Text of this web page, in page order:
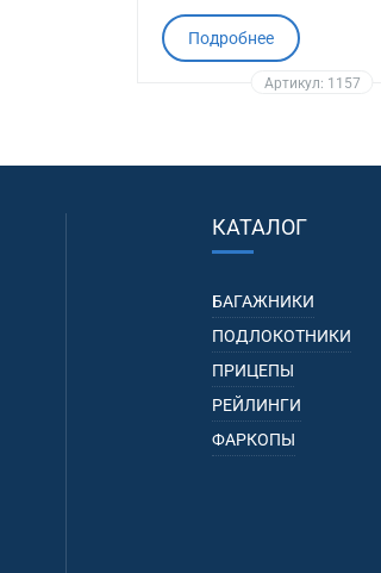
Подробнее
Артикул: 1157
КАТАЛОГ
БАГАЖНИКИ
ПОДЛОКОТНИКИ
ПРИЦЕПЫ
РЕЙЛИНГИ
ФАРКОПЫ